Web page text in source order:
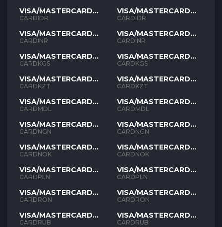
VISA/MASTERCARD
IDR
CARDIDR
VISA/MASTERCARD
INR
CARDINR
VISA/MASTERCARD
KGS
CARDKGS
VISA/MASTERCARD
KZT
CARDKZT
VISA/MASTERCARD
MDL
CARDMDL
VISA/MASTERCARD
NGN
CARDNGN
VISA/MASTERCARD
NOK
CARDNOK
VISA/MASTERCARD
PLN
CARDPLN
VISA/MASTERCARD
RON
CARDRON
VISA/MASTERCARD
RUB
CARDRUB
VISA/MASTERCARD
IDR
CARDIDR
VISA/MASTERCARD
INR
CARDINR
VISA/MASTERCARD
KGS
CARDKGS
VISA/MASTERCARD
KZT
CARDKZT
VISA/MASTERCARD
MDL
CARDMDL
VISA/MASTERCARD
NGN
CARDNGN
VISA/MASTERCARD
NOK
CARDNOK
VISA/MASTERCARD
PLN
CARDPLN
VISA/MASTERCARD
RON
CARDRON
VISA/MASTERCARD
RUB
CARDRUB